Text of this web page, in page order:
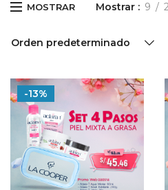
MOSTRAR Mostrar 9
Orden predeterminado
-13%